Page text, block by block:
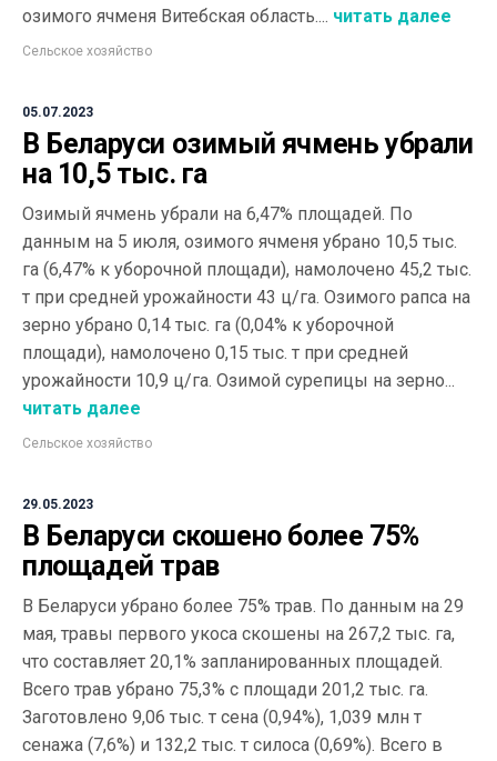
озимого ячменя Витебская область.... читать далее
Сельское хозяйство
05.07.2023
В Беларуси озимый ячмень убрали
на 10,5 тыс. га
Озимый ячмень убрали на 6,47% площадей. По
данным на 5 июля, озимого ячменя убрано 10,5 тыс.
га (6,47% к уборочной площади), намолочено 45,2 тыс.
т при средней урожайности 43 ц/га. Озимого рапса на
зерно убрано 0,14 тыс. га (0,04% к уборочной
площади), намолочено 0,15 тыс. т при средней
урожайности 10,9 ц/га. Озимой сурепицы на зерно...
читать далее
Сельское хозяйство
29.05.2023
В Беларуси скошено более 75%
площадей трав
В Беларуси убрано более 75% трав. По данным на 29
мая, травы первого укоса скошены на 267,2 тыс. га,
что составляет 20,1% запланированных площадей.
Всего трав убрано 75,3% с площади 201,2 тыс. га.
Заготовлено 9,06 тыс. т сена (0,94%), 1,039 млн т
сенажа (7,6%) и 132,2 тыс. т силоса (0,69%). Всего в